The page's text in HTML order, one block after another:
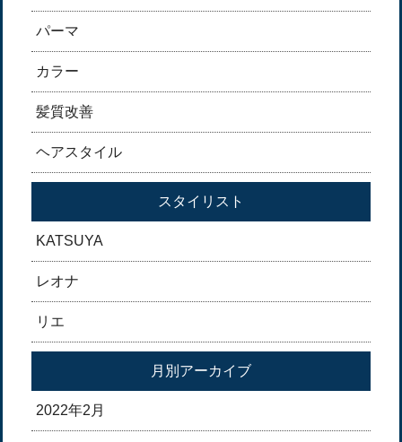
パーマ
カラー
髪質改善
ヘアスタイル
スタイリスト
KATSUYA
レオナ
リエ
月別アーカイブ
2022年2月